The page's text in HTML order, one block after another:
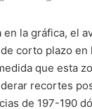
en la gráfica, el
corto plazo en
que esta
recortes
de 197-190